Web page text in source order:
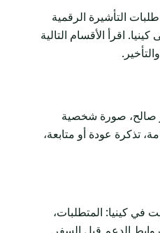
التأشيرة الرقمية
اقرأ الأقسام التالية
صالح، صورة شخصية
تذكرة عودة أو متابعة،
في كينيا: المتطلبات،